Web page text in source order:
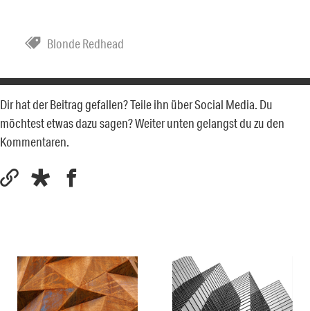
Blonde Redhead
Dir hat der Beitrag gefallen? Teile ihn über Social Media. Du
möchtest etwas dazu sagen? Weiter unten gelangst du zu den
Kommentaren.